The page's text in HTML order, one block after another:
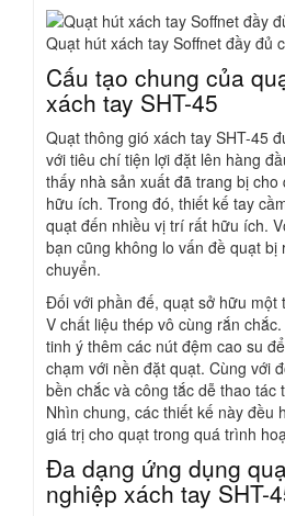
Quạt hút xách tay Soffnet đầy đủ
Cấu tạo chung của
xách tay SHT-45
Quạt thông gió xách tay SHT-45
với tiêu chí tiện lợi đặt lên hàng
thấy nhà sản xuất đã trang bị cho
hữu ích. Trong đó, thiết kế tay
quạt đến nhiều vị trí rất hữu ích.
bạn cũng không lo vấn đề quạt
chuyển.
Đối với phần đế, quạt sở hữu một
V chất liệu thép vô cùng rắn
tinh ý thêm các nút đệm cao su
chạm với nền đặt quạt. Cùng với
bền chắc và công tắc dễ thao tác
Nhìn chung, các thiết kế này đều
giá trị cho quạt trong quá trình
Đa dạng ứng dụng
nghiệp xách tay SHT-